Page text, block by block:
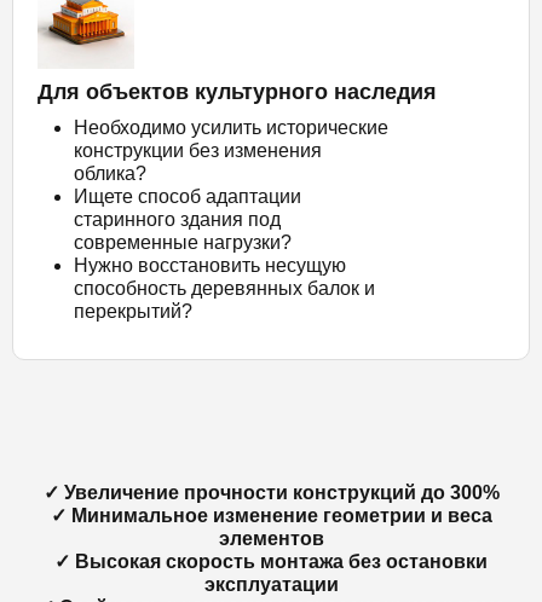
Для объектов культурного наследия
Необходимо усилить исторические
конструкции без изменения
облика?
Ищете способ адаптации
старинного здания под
современные нагрузки?
Нужно восстановить несущую
способность деревянных балок и
перекрытий?
✓ Увеличение прочности конструкций до 300%
✓ Минимальное изменение геометрии и веса
элементов
✓ Высокая скорость монтажа без остановки
эксплуатации